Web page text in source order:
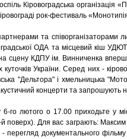
Кіровоградська
рок-фестиваль
та співорганізаторами
ОДА та місцевий кіш
сцену КДПУ ім. Винниченка
куточків України. Серед них -
"Дельтора" і хмельницька
концерти та запрошують на
го лютого о 17.00 приходьте у
поверх). Для вас заграють:
перегляд документального